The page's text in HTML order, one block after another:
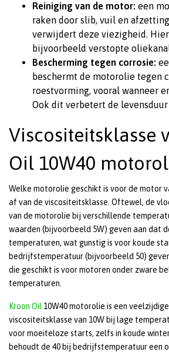
Reiniging van de motor: een
raken door slib, vuil en
verwijdert deze viezigheid.
bijvoorbeeld verstopte
Bescherming tegen corrosie:
beschermt de motorolie tegen
roestvorming, vooral wanneer
Ook dit verbetert de levensduur
Viscositeitsklasse
Oil 10W40
Welke motorolie geschikt is voor de motor
af van de viscositeitsklasse. Oftewel, de
van de motorolie bij verschillende
waarden (bijvoorbeeld 5W) geven aan dat
temperaturen, wat gunstig is voor koude
bedrijfstemperatuur (bijvoorbeeld 50)
die geschikt is voor motoren onder zware
temperaturen.
Kroon Oil 10W40 motorolie is een
viscositeitsklasse van 10W bij lage
voor moeiteloze starts, zelfs in koude
behoudt de 40 bij bedrijfstemperatuur een